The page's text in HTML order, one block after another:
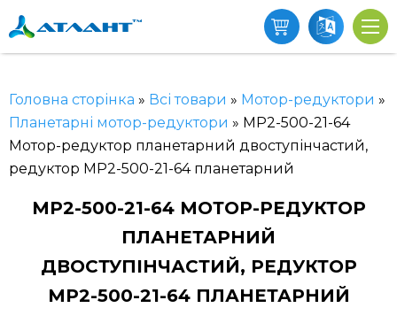
Головна сторінка » Всі товари » Мотор-редуктори »
Планетарні мотор-редуктори » МР2-500-21-64
Мотор-редуктор планетарний двоступінчастий,
редуктор МР2-500-21-64 планетарний
МР2-500-21-64 МОТОР-РЕДУКТОР
ПЛАНЕТАРНИЙ
ДВОСТУПІНЧАСТИЙ, РЕДУКТОР
МР2-500-21-64 ПЛАНЕТАРНИЙ